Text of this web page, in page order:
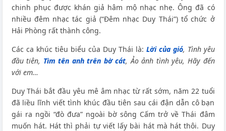
chinh phục được khán giả hâm mộ nhạc nhẹ. Ông đã có
nhiều đêm nhạc tác giả (“Đêm nhạc Duy Thái”) tổ chức ở
Hải Phòng rất thành công.
Các ca khúc tiêu biểu của Duy Thái là: Lời của gió, Tình yêu
đầu tiên, Tìm tên anh trên bờ cát, Ảo ảnh tình yêu, Hãy đến
với em…
Duy Thái bắt đầu yêu mê âm nhạc từ rất sớm, năm 22 tuổi
đã liều lĩnh viết tình khúc đầu tiên sau cái đận dẫn cô bạn
gái ra ngồi “đò đưa” ngoài bờ sông Cấm trở về Thái đâm
muốn hát. Hát thì phải tự viết lấy bài hát mà hát thôi. Duy